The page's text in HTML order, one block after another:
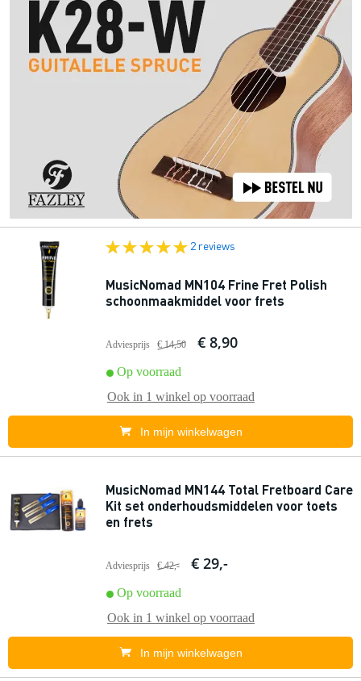
2 reviews
MusicNomad MN104 Frine Fret Polish
schoonmaakmiddel voor frets
Adviesprijs € 14,50 € 8,90
Op voorraad
Ook in 1 winkel op voorraad
In mijn winkelwagen
MusicNomad MN144 Total Fretboard Care
Kit set onderhoudsmiddelen voor toets
en frets
Adviesprijs € 42,- € 29,-
Op voorraad
Ook in 1 winkel op voorraad
In mijn winkelwagen